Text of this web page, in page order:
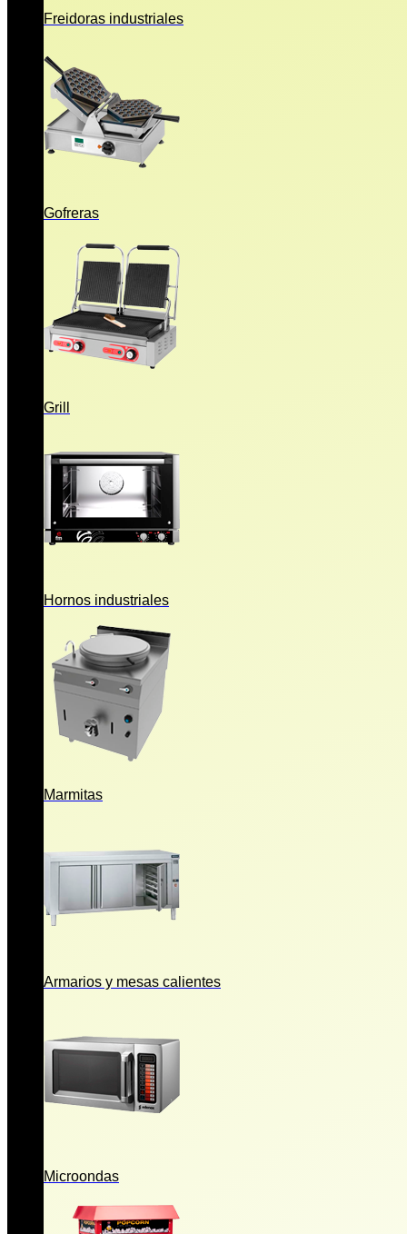
Freidoras industriales
Gofreras
Grill
Hornos industriales
Marmitas
Armarios y mesas calientes
Microondas